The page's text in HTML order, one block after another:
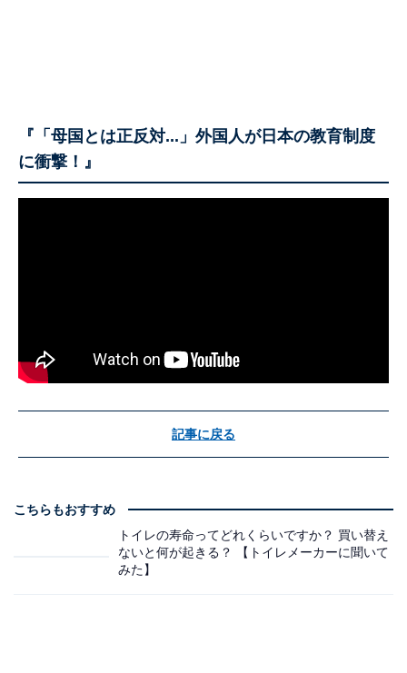
『「母国とは正反対...」外国人が日本の教育制度
に衝撃！』
記事に戻る
こちらもおすすめ
トイレの寿命ってどれくらいですか？ 買い替え
ないと何が起きる？ 【トイレメーカーに聞いて
みた】